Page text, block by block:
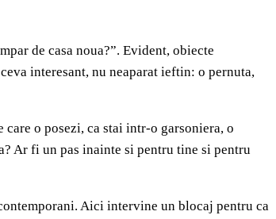
de casa noua?”. Evident, obiecte
interesant, nu neaparat ieftin: o pernuta,
o posezi, ca stai intr-o garsoniera, o
Ar fi un pas inainte si pentru tine si pentru
Aici intervine un blocaj pentru ca